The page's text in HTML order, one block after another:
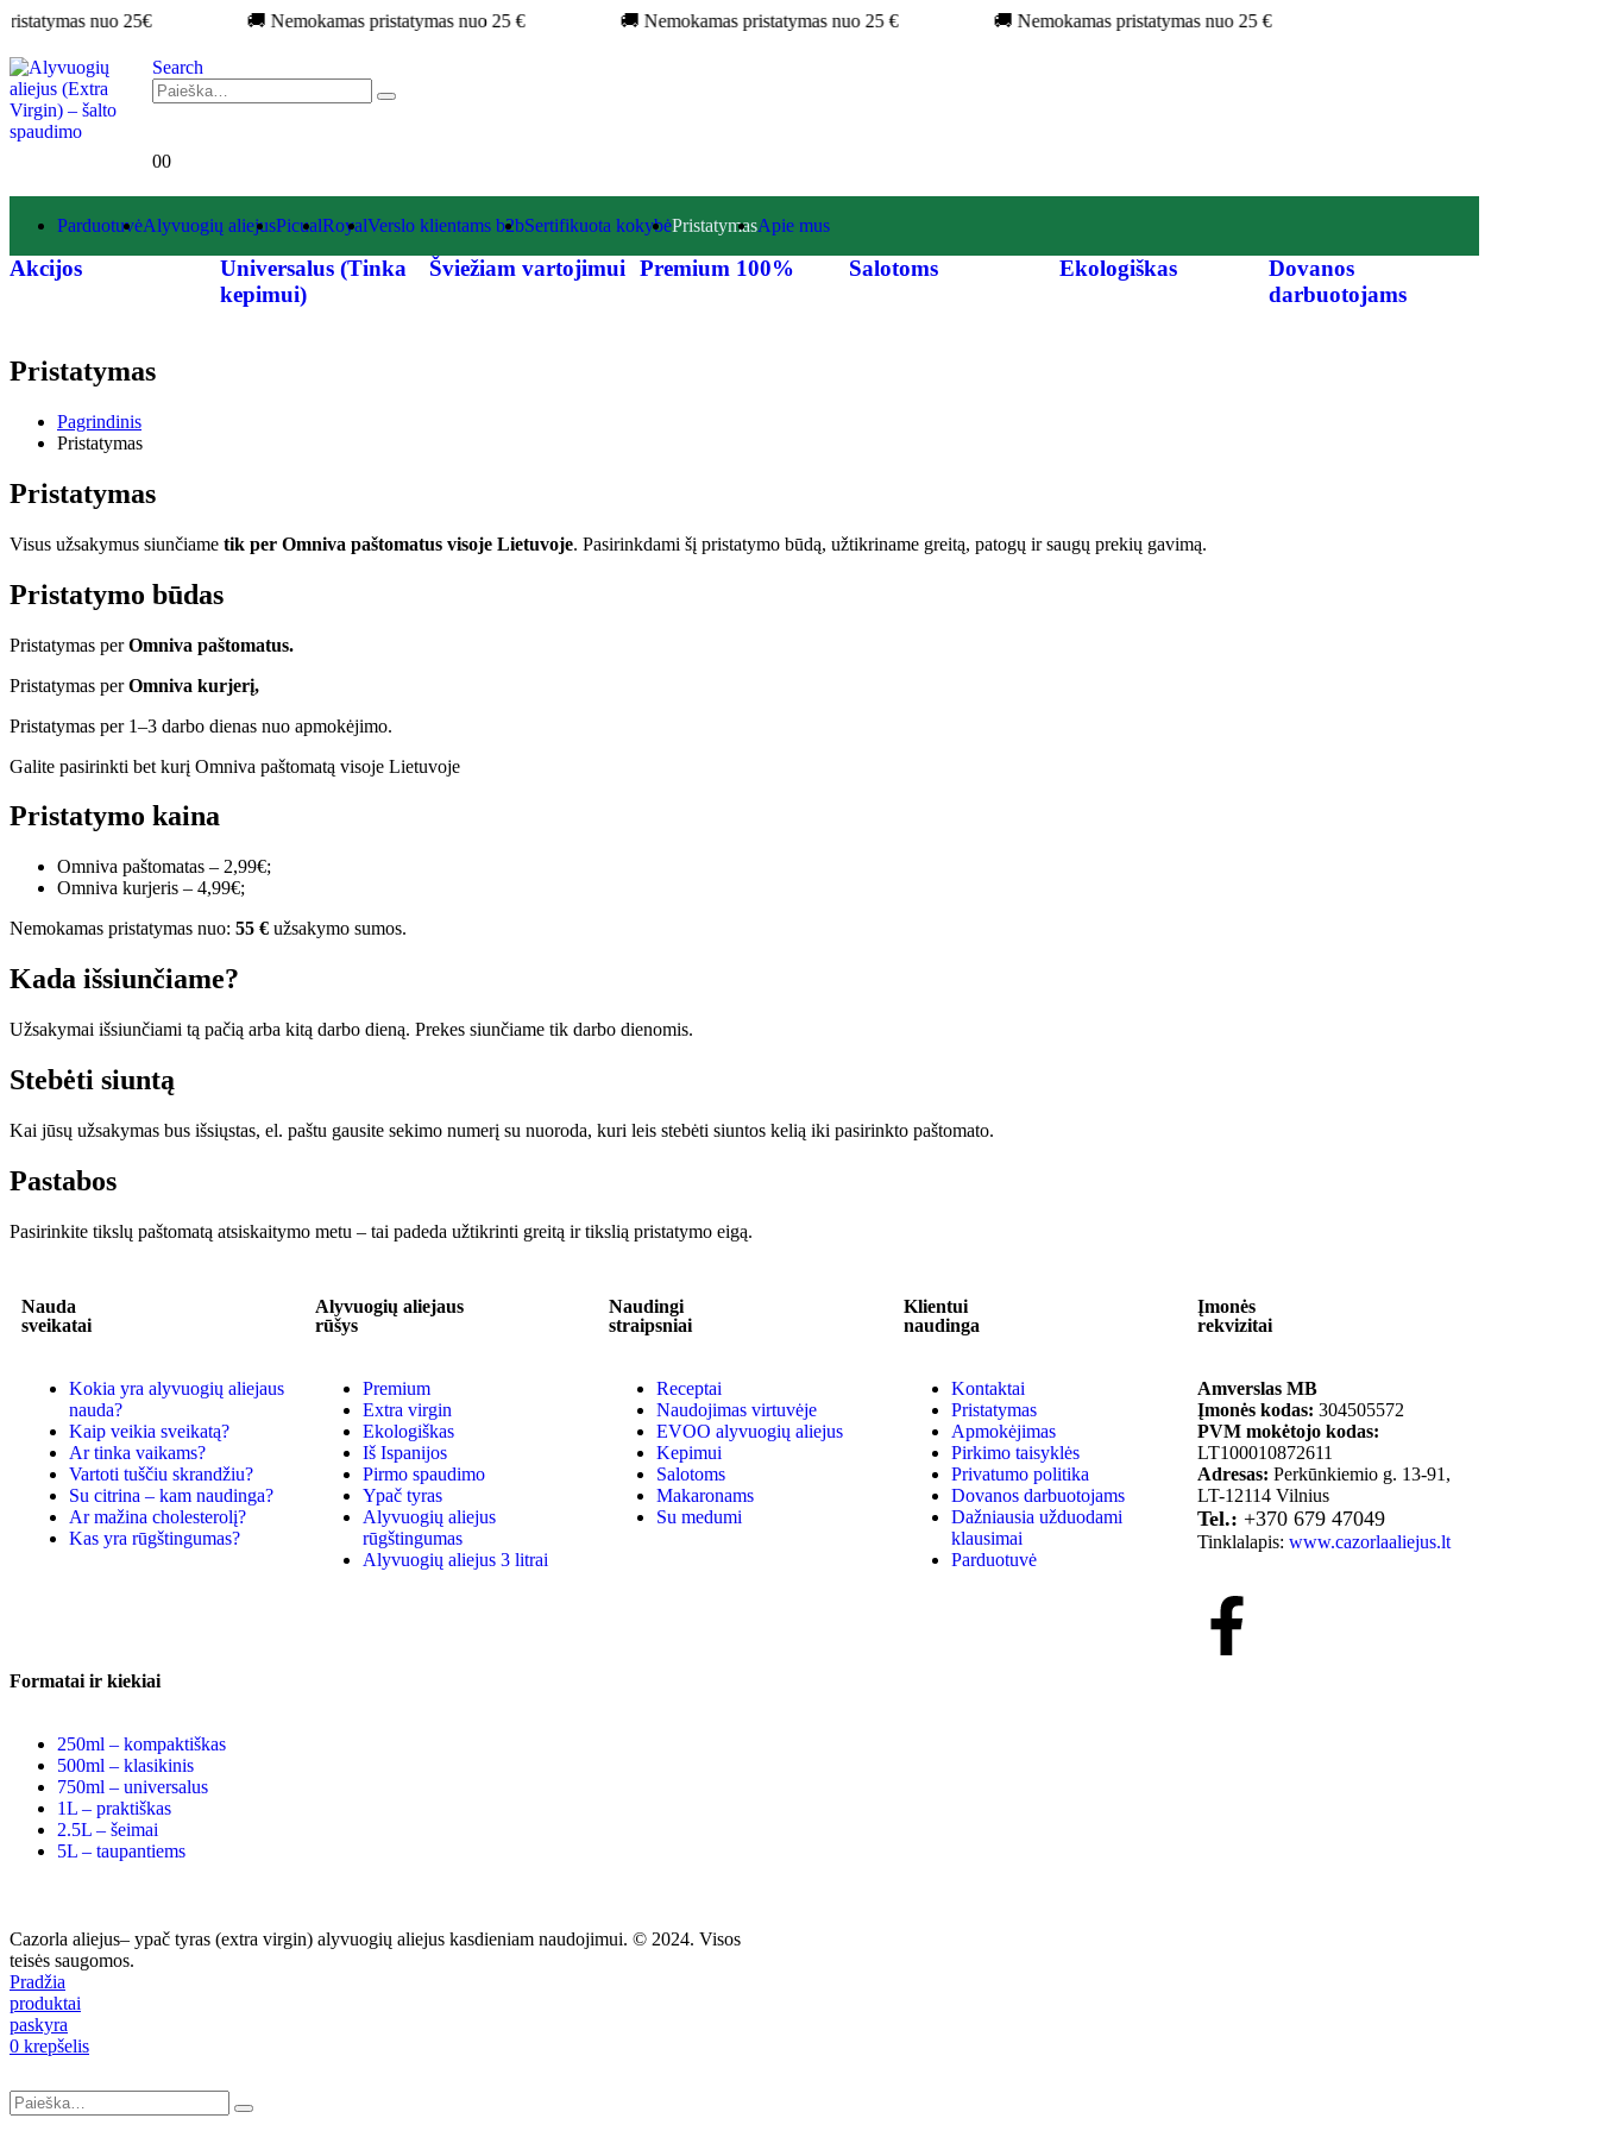
nuo 25€ 🚚 Nemokamas pristatymas nuo 25 € 🚚 Nemokamas pristatymas nuo 25 € 🚚 Nemokamas pristatymas nuo 25 €
Search
00
ParduotuvėAlyvuogių aliejusPicualRoyalVerslo klientams b2bSertifikuota kokybėPristatymasApie mus
Akcijos
Universalus (Tinka
kepimui)
Šviežiam vartojimui Premium 100% Salotoms Ekologiškas
Dovanos
darbuotojams
Pristatymas
Pagrindinis
Pristatymas
Pristatymas
Visus užsakymus siunčiame tik per Omniva paštomatus visoje Lietuvoje. Pasirinkdami šį pristatymo būdą, užtikriname greitą, patogų ir saugų prekių gavimą.
Pristatymo būdas
Pristatymas perOmniva paštomatus.
Pristatymas perOmniva kurjerį,
Pristatymas per 1–3 darbo dienas nuo apmokėjimo.
Galite pasirinkti bet kurį Omniva paštomatą visoje Lietuvoje
Pristatymo kaina
Omniva paštomatas – 2,99€;
Omniva kurjeris – 4,99€;
Nemokamas pristatymas nuo: 55 € užsakymo sumos.
Kada išsiunčiame?
Užsakymai išsiunčiami tą pačią arba kitą darbo dieną. Prekes siunčiame tik darbo dienomis.
Stebėti siuntą
Kai jūsų užsakymas bus išsiųstas, el. paštu gausite sekimo numerį su nuoroda, kuri leis stebėti siuntos kelią iki pasirinkto paštomato.
Pastabos
Pasirinkite tikslų paštomatą atsiskaitymo metu – tai padeda užtikrinti greitą ir tikslią pristatymo eigą.
Nauda
sveikatai
Kokia yra alyvuogių aliejaus
nauda?
Kaip veikia sveikatą?
Ar tinka vaikams?
Vartoti tuščiu skrandžiu?
Su citrina – kam naudinga?
Ar mažina cholesterolį?
Kas yra rūgštingumas?
Alyvuogių aliejaus
rūšys
Premium
Extra virgin
Ekologiškas
Iš Ispanijos
Pirmo spaudimo
Ypač tyras
Alyvuogių aliejus
rūgštingumas
Alyvuogių aliejus 3 litrai
Naudingi
straipsniai
Receptai
Naudojimas virtuvėje
EVOO alyvuogių aliejus
Kepimui
Salotoms
Makaronams
Su medumi
Klientui
naudinga
Kontaktai
Pristatymas
Apmokėjimas
Pirkimo taisyklės
Privatumo politika
Dovanos darbuotojams
Dažniausia užduodami
klausimai
Parduotuvė
Įmonės
rekvizitai
Amverslas MB
Įmonės kodas: 304505572
PVM mokėtojo kodas:
LT100010872611
Adresas: Perkūnkiemio g. 13-91,
LT-12114 Vilnius
Tel.: +370 679 47049
Tinklalapis: www.cazorlaaliejus.lt
Formatai ir kiekiai
250ml – kompaktiškas
500ml – klasikinis
750ml – universalus
1L – praktiškas
2.5L – šeimai
5L – taupantiems
Cazorla aliejus– ypač tyras (extra virgin) alyvuogių aliejus kasdieniam naudojimui. © 2024. Visos
teisės saugomos.
Pradžia
produktai
paskyra
0 krepšelis